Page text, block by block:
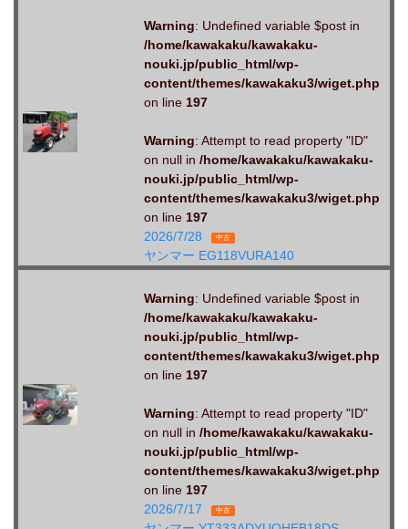
Warning: Undefined variable $post in
/home/kawakaku/kawakaku-
nouki.jp/public_html/wp-
content/themes/kawakaku3/wiget.php
on line 197
Warning: Attempt to read property "ID"
on null in /home/kawakaku/kawakaku-
nouki.jp/public_html/wp-
content/themes/kawakaku3/wiget.php
on line 197
2026/7/28
中古
ヤンマー EG118VURA140
Warning: Undefined variable $post in
/home/kawakaku/kawakaku-
nouki.jp/public_html/wp-
content/themes/kawakaku3/wiget.php
on line 197
Warning: Attempt to read property "ID"
on null in /home/kawakaku/kawakaku-
nouki.jp/public_html/wp-
content/themes/kawakaku3/wiget.php
on line 197
2026/7/17
中古